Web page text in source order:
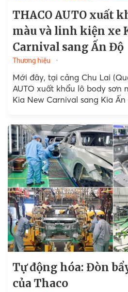
THACO AUTO xuất
màu và linh kiện xe
Carnival sang Ấn Độ
Thương hiệu
Mới đây, tại cảng Chu Lai
AUTO xuất khẩu lô body sơn
Kia New Carnival sang Kia Ấn
Tự động hóa: Đòn
của Thaco